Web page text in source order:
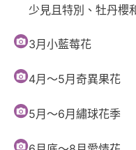
少見且特別、牡丹櫻
3月小藍莓花
4月～5月奇異果花
5月～6月繡球花季